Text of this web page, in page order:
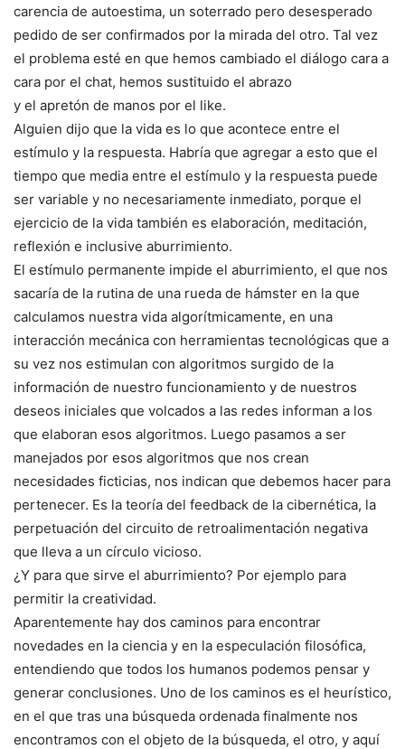
carencia de autoestima, un soterrado pero desesperado
pedido de ser confirmados por la mirada del otro. Tal vez
el problema esté en que hemos cambiado el diálogo cara a
cara por el chat, hemos sustituido el abrazo
y el apretón de manos por el like.
Alguien dijo que la vida es lo que acontece entre el
estímulo y la respuesta. Habría que agregar a esto que el
tiempo que media entre el estímulo y la respuesta puede
ser variable y no necesariamente inmediato, porque el
ejercicio de la vida también es elaboración, meditación,
reflexión e inclusive aburrimiento.
El estímulo permanente impide el aburrimiento, el que nos
sacaría de la rutina de una rueda de hámster en la que
calculamos nuestra vida algorítmicamente, en una
interacción mecánica con herramientas tecnológicas que a
su vez nos estimulan con algoritmos surgido de la
información de nuestro funcionamiento y de nuestros
deseos iniciales que volcados a las redes informan a los
que elaboran esos algoritmos. Luego pasamos a ser
manejados por esos algoritmos que nos crean
necesidades ficticias, nos indican que debemos hacer para
pertenecer. Es la teoría del feedback de la cibernética, la
perpetuación del circuito de retroalimentación negativa
que lleva a un círculo vicioso.
¿Y para que sirve el aburrimiento? Por ejemplo para
permitir la creatividad.
Aparentemente hay dos caminos para encontrar
novedades en la ciencia y en la especulación filosófica,
entendiendo que todos los humanos podemos pensar y
generar conclusiones. Uno de los caminos es el heurístico,
en el que tras una búsqueda ordenada finalmente nos
encontramos con el objeto de la búsqueda, el otro, y aquí